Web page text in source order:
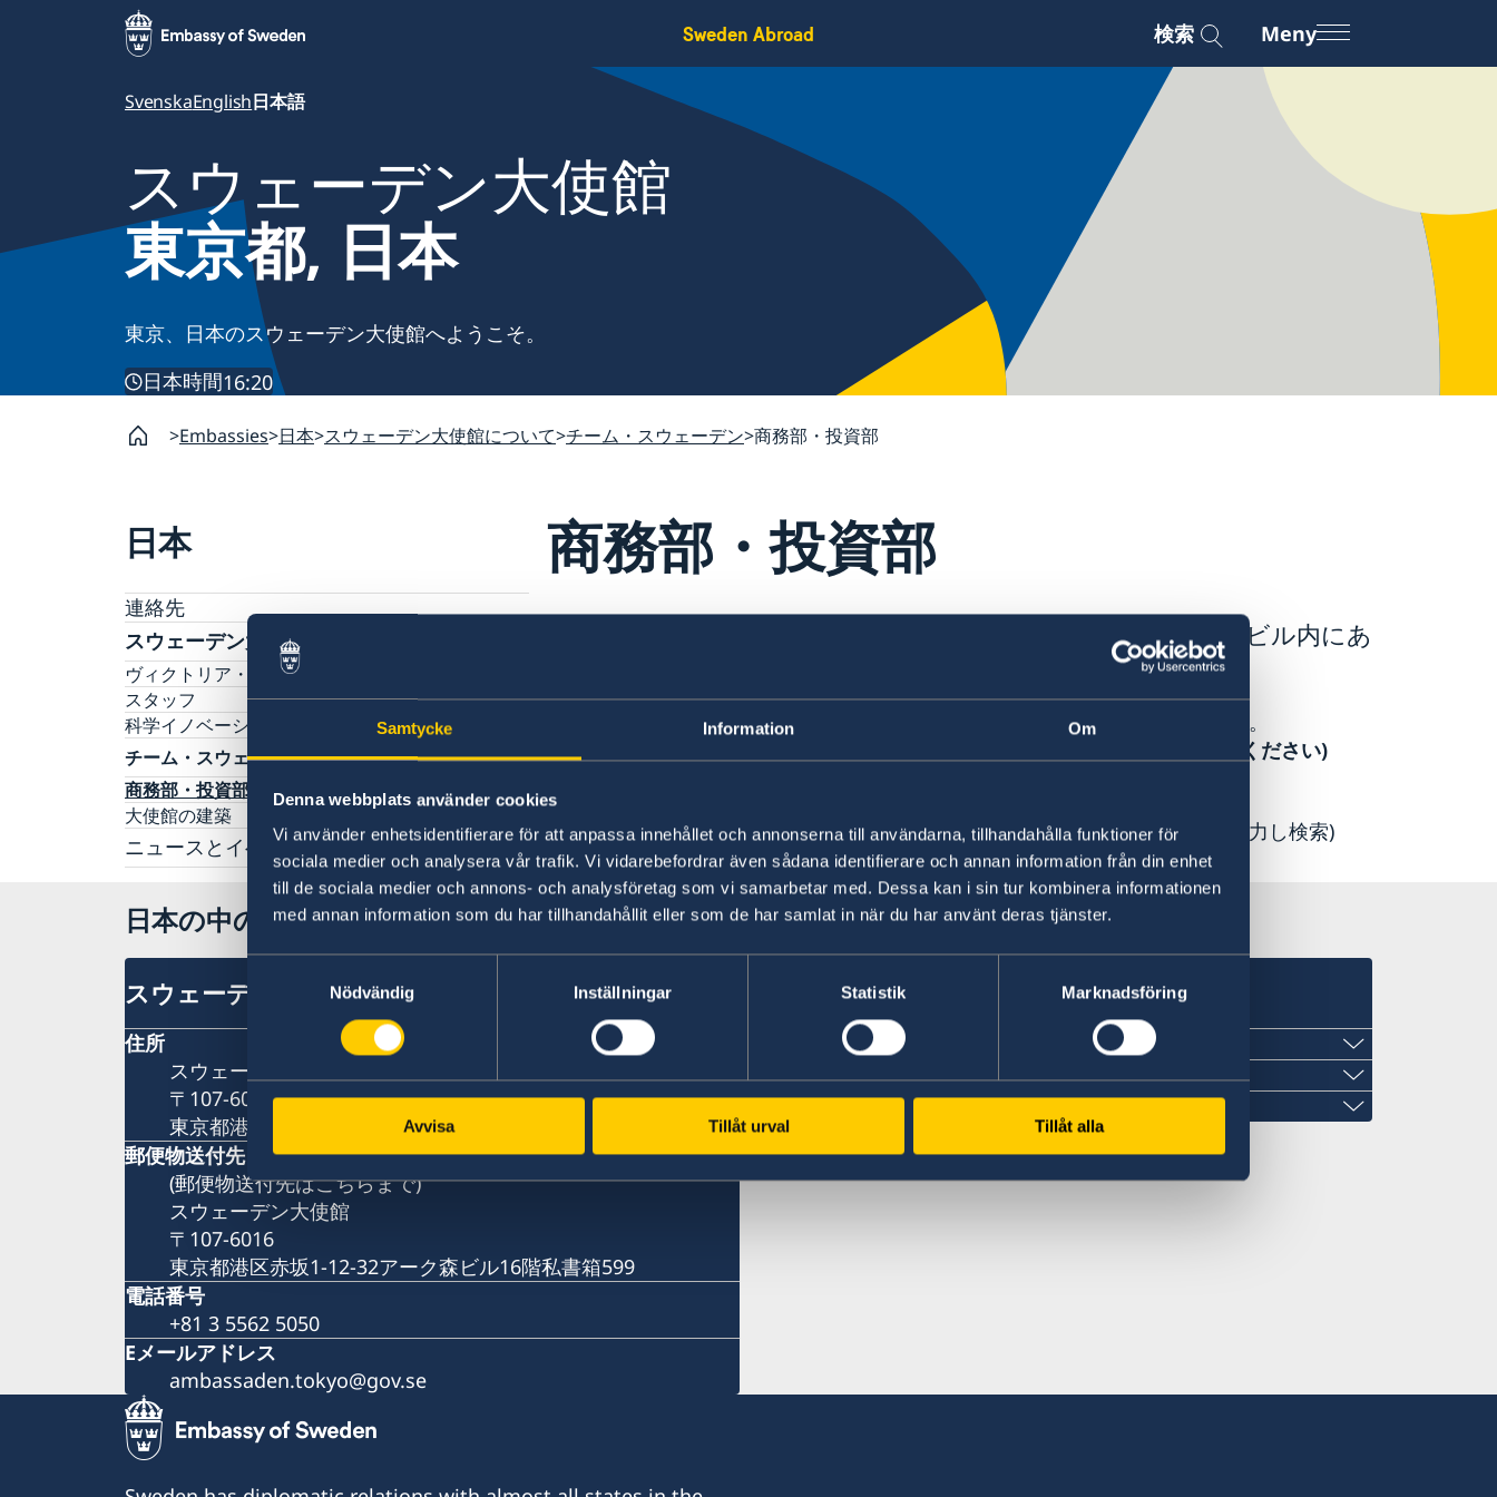
Samtycke Information Om
Denna webbplats använder cookies
Vi använder enhetsidentifierare för att anpassa innehållet och annonserna till användarna, tillhandahålla funktioner för
sociala medier och analysera vår trafik. Vi vidarebefordrar även sådana identifierare och annan information från din enhet
till de sociala medier och annons- och analysföretag som vi samarbetar med. Dessa kan i sin tur kombinera informationen
med annan information som du har tillhandahållit eller som de har samlat in när du har använt deras tjänster.
Nödvändig
Inställningar Statistik Marknadsföring
Avvisa Tillåt urval Tillåt alla
Sweden Abroad 検索 Meny
SvenskaEnglish日本語
スウェーデン大使館
東京都, 日本
東京、日本のスウェーデン大使館へようこそ。
日本時間16:20
Embassies 日本 スウェーデン大使館について チーム・スウェーデン 商務部・投資部
日本
連絡先
スウェーデン大使館について
ヴィクトリア・リー大使
スタッフ
科学イノベーション部 (OSI)
チーム・スウェーデン
商務部・投資部
大使館の建築
ニュースとイベント
スウェーデン大使館関連のイベントはこちらをご
覧ください
スウェーデン大使館への後援名義使用申請につい
て
商務部・投資部
商務部および投資部（スウェーデン貿易投資公団）はアーク森ビル内にあ
商務部および投資部の活動内容につきましては、 ホームページ
をご覧下さい。
スウェーデン企業、商材データベース
商材のお探しの場合はこちらをご利用ください)
Nordicnet(検索画面でwhatに商品を入力し、whereにスウェーデンと入力し検索)
日本の中のスウェーデン
スウェーデン大使館
住所
スウェーデン大使館
〒107-6016
東京都港区赤坂1-12-32アーク森ビル16階
郵便物送付先
(郵便物送付先はこちらまで)
スウェーデン大使館
〒107-6016
東京都港区赤坂1-12-32アーク森ビル16階私書箱599
電話番号
+81 3 5562 5050
Eメールアドレス
ambassaden.tokyo@gov.se
スウェーデン名誉領事館
〒060-0807 札幌市北区北7条西1丁目2-6 NCO札幌14階 デラバ
ル株式会社内
名誉領事館への訪問の際は、事前にEメールでの予約が必要です。
福岡
Phone numbers
+81 92 942 0511
神戸
Phone numbers
+81 78 351 7695